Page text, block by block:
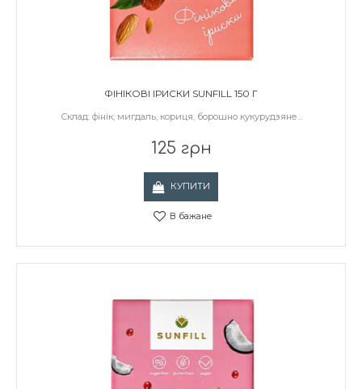
ФІНІКОВІ ІРИСКИ SUNFILL 150 Г
Склад: фінік, мигдаль, кориця, борошно кукурудзяне...
125 грн
КУПИТИ
В бажане